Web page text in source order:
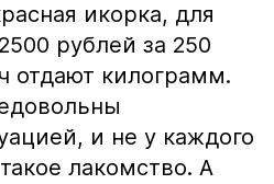
икорка, для
рублей за 250
отдают килограмм.
и не у каждого
лакомство. А